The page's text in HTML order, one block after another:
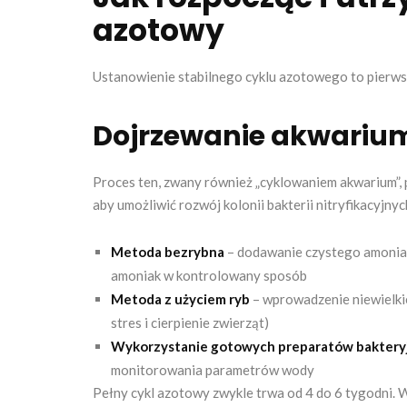
azotowy
Ustanowienie stabilnego cyklu azotowego to
Dojrzewanie
Proces ten, zwany również „cyklowaniem
aby umożliwić rozwój kolonii bakterii
Metoda bezrybna – dodawanie czystego
amoniak w kontrolowany sposób
Metoda z użyciem ryb – wprowadzenie
stres i cierpienie zwierząt)
Wykorzystanie gotowych preparatów
monitorowania parametrów wody
Pełny cykl azotowy zwykle trwa od 4 do 6 tygodni.